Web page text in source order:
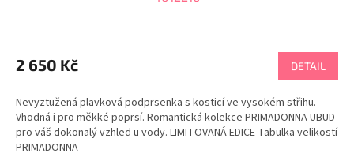
2 650 Kč DETAIL
Nevyztužená plavková podprsenka s kosticí ve vysokém střihu.
Vhodná i pro měkké poprsí. Romantická kolekce PRIMADONNA UBUD
pro váš dokonalý vzhled u vody. LIMITOVANÁ EDICE Tabulka velikostí
PRIMADONNA